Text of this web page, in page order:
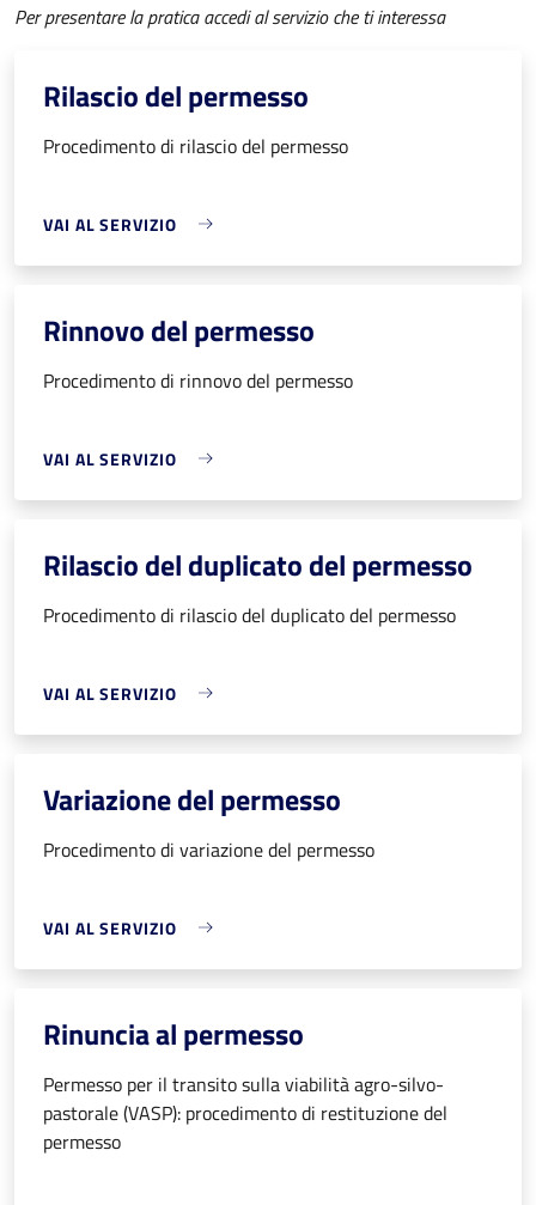
Per presentare la pratica accedi al servizio che ti interessa
Rilascio del permesso
Procedimento di rilascio del permesso
VAI AL SERVIZIO
Rinnovo del permesso
Procedimento di rinnovo del permesso
VAI AL SERVIZIO
Rilascio del duplicato del permesso
Procedimento di rilascio del duplicato del permesso
VAI AL SERVIZIO
Variazione del permesso
Procedimento di variazione del permesso
VAI AL SERVIZIO
Rinuncia al permesso
Permesso per il transito sulla viabilità agro-silvo-
pastorale (VASP): procedimento di restituzione del
permesso